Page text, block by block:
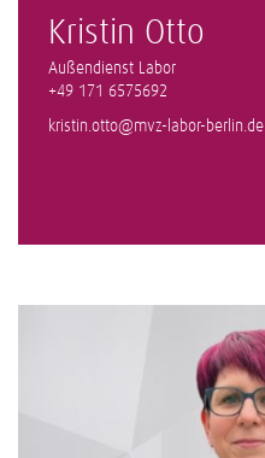
Kristin Otto
Außendienst Labor
+49 171 6575692
kristin.otto@mvz-labor-berlin.de